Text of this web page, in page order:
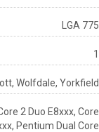
LGA 775
1
Wolfdale, Yorkfield
2 Duo E8xxx, Core
Pentium Dual Core